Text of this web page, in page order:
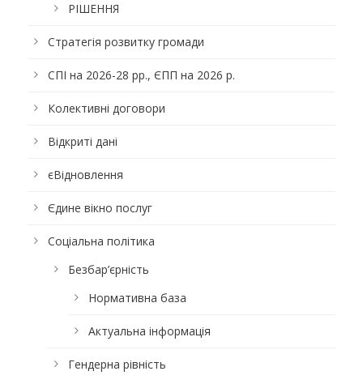
РІШЕННЯ
Стратегія розвитку громади
СПІ на 2026-28 рр., ЄПП на 2026 р.
Колективні договори
Відкриті дані
єВідновлення
Єдине вікно послуг
Соціальна політика
Безбар’єрність
Нормативна база
Актуальна інформація
Гендерна рівність